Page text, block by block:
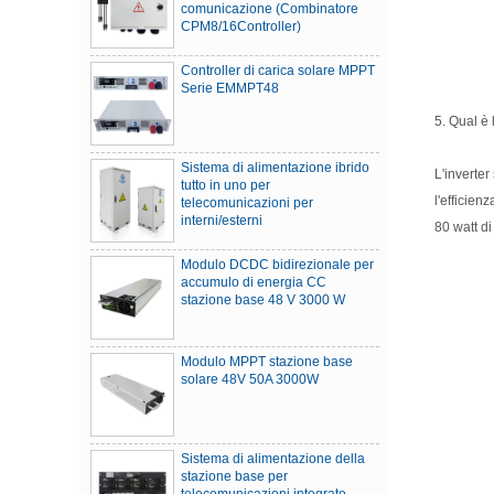
CPM8/16Controller)
Controller di carica solare MPPT
Serie EMMPT48
Sistema di alimentazione ibrido
tutto in uno per
telecomunicazioni per
interni/esterni
Modulo DCDC bidirezionale per
accumulo di energia CC
stazione base 48 V 3000 W
Modulo MPPT stazione base
solare 48V 50A 3000W
Sistema di alimentazione della
stazione base per
telecomunicazioni integrato
5. Qual è
L'inverter
80 watt